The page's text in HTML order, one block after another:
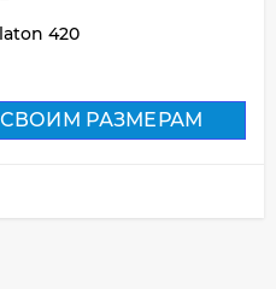
420
РАЗМЕРАМ